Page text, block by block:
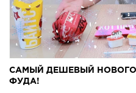
САМЫЙ ДЕШЕВЫЙ
ФУДА!